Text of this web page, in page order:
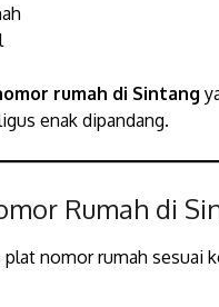
rumah di Sintang
enak dipandang.
Rumah di
nomor rumah sesuai